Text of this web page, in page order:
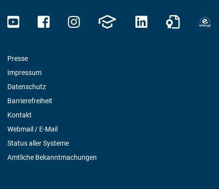
Presse
Impressum
Datenschutz
Barrierefreiheit
Kontakt
Webmail / E-Mail
Status aller Systeme
Amtliche Bekanntmachungen